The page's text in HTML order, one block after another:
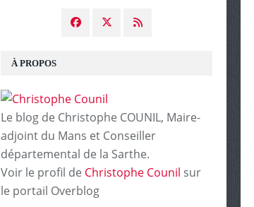
À PROPOS
Le blog de Christophe COUNIL, Maire-
adjoint du Mans et Conseiller
départemental de la Sarthe.
Voir le profil de Christophe Counil sur
le portail Overblog